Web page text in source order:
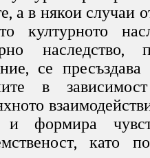
а в някои случаи
културното
наследство,
се пресъздава
в
и формира
като